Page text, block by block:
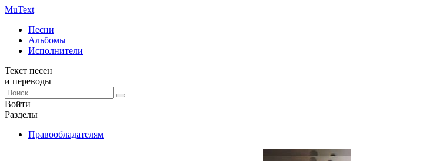
MuText
Песни
Альбомы
Исполнители
Текст песен
и переводы
Войти
Разделы
Правообладателям